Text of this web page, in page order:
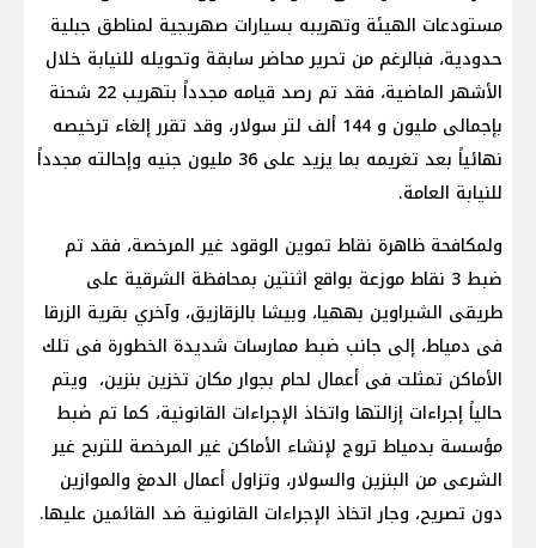
مستودعات الهيئة وتهريبه بسيارات صهريجية لمناطق جبلية
حدودية، فبالرغم من تحرير محاضر سابقة وتحويله للنيابة خلال
الأشهر الماضية، فقد تم رصد قيامه مجدداً بتهريب 22 شحنة
بإجمالى مليون و 144 ألف لتر سولار، وقد تقرر إلغاء ترخيصه
نهائياً بعد تغريمه بما يزيد على 36 مليون جنيه وإحالته مجدداً
للنيابة العامة.
ولمكافحة ظاهرة نقاط تموين الوقود غير المرخصة، فقد تم
ضبط 3 نقاط موزعة بواقع اثنتين بمحافظة الشرقية على
طريقى الشبراوين بههيا، وبيشا بالزقازيق، وآخري بقرية الزرقا
فى دمياط، إلى جانب ضبط ممارسات شديدة الخطورة فى تلك
الأماكن تمثلت فى أعمال لحام بجوار مكان تخزين بنزين، ويتم
حالياً إجراءات إزالتها واتخاذ الإجراءات القانونية، كما تم ضبط
مؤسسة بدمياط تروج لإنشاء الأماكن غير المرخصة للتربح غير
الشرعى من البنزين والسولار، وتزاول أعمال الدمغ والموازين
دون تصريح، وجار اتخاذ الإجراءات القانونية ضد القائمين عليها.